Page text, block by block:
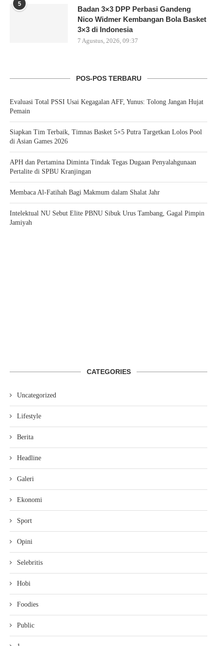
5
Badan 3×3 DPP Perbasi Gandeng
Nico Widmer Kembangan Bola Basket
3×3 di Indonesia
7 Agustus, 2026, 09:37
POS-POS TERBARU
Evaluasi Total PSSI Usai Kegagalan AFF, Yunus: Tolong Jangan Hujat
Pemain
Siapkan Tim Terbaik, Timnas Basket 5×5 Putra Targetkan Lolos Pool
di Asian Games 2026
APH dan Pertamina Diminta Tindak Tegas Dugaan Penyalahgunaan
Pertalite di SPBU Kranjingan
Membaca Al-Fatihah Bagi Makmum dalam Shalat Jahr
Intelektual NU Sebut Elite PBNU Sibuk Urus Tambang, Gagal Pimpin
Jamiyah
CATEGORIES
Uncategorized
Lifestyle
Berita
Headline
Galeri
Ekonomi
Sport
Opini
Selebritis
Hobi
Foodies
Public